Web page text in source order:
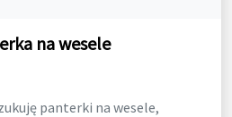
na wesele
panterki na wesele,